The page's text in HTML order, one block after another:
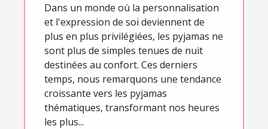
Dans un monde où la personnalisation
et l'expression de soi deviennent de
plus en plus privilégiées, les pyjamas ne
sont plus de simples tenues de nuit
destinées au confort. Ces derniers
temps, nous remarquons une tendance
croissante vers les pyjamas
thématiques, transformant nos heures
les plus...